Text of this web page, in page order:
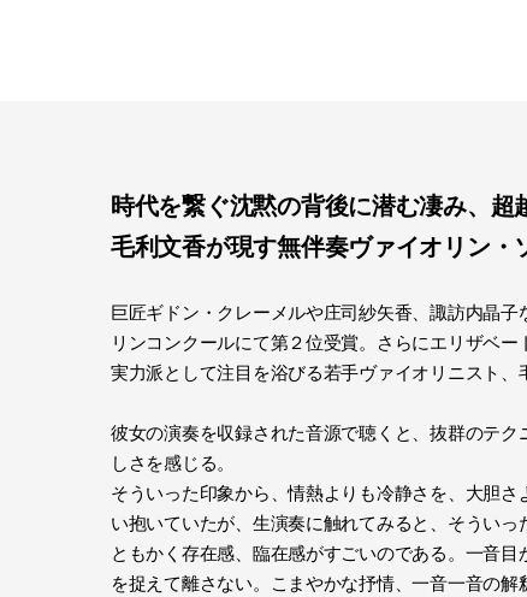
時代を繋ぐ沈黙の背後に潜む凄み、超
毛利文香が現す無伴奏ヴァイオリン・
巨匠ギドン・クレーメルや庄司紗矢香、諏訪内晶
リンコンクールにて第２位受賞。さらにエリザベ
実力派として注目を浴びる若手ヴァイオリニスト、
彼女の演奏を収録された音源で聴くと、抜群のテ
しさを感じる。
そういった印象から、情熱よりも冷静さを、大胆
い抱いていたが、生演奏に触れてみると、そういっ
ともかく存在感、臨在感がすごいのである。一音
を捉えて離さない。こまやかな抒情、一音一音の